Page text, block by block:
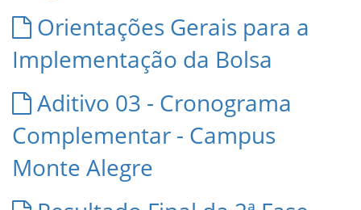
Orientações Gerais para a
Implementação da Bolsa
Aditivo 03 - Cronograma
Complementar - Campus
Monte Alegre